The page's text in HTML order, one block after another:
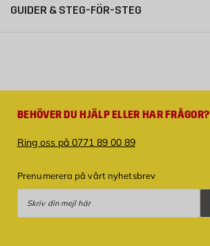
GUIDER & STEG-FÖR-STEG
BEHÖVER DU HJÄLP ELLER HAR FRÅGOR?
Ring oss på 0771 89 00 89
Prenumerera på vårt nyhetsbrev